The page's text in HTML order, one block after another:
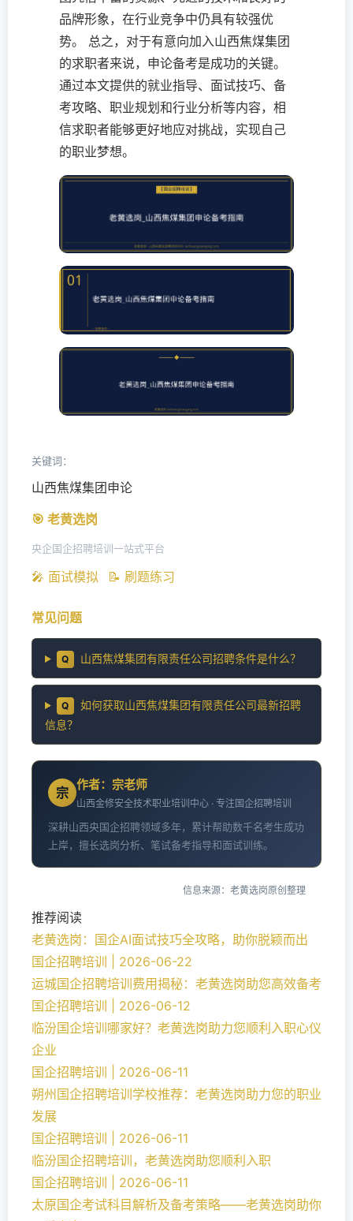
品牌形象，在行业竞争中仍具有较强优
势。 总之，对于有意向加入山西焦煤集团
的求职者来说，申论备考是成功的关键。
通过本文提供的就业指导、面试技巧、备
考攻略、职业规划和行业分析等内容，相
信求职者能够更好地应对挑战，实现自己
的职业梦想。
关键词：
山西焦煤集团申论
🎯 老黄选岗
央企国企招聘培训一站式平台
🎤 面试模拟 📝 刷题练习
常见问题
Q 山西焦煤集团有限责任公司招聘条件是什么？
Q
如何获取山西焦煤集团有限责任公司最新招聘
信息？
宗
作者：宗老师
山西金修安全技术职业培训中心 · 专注国企招聘培训
深耕山西央国企招聘领域多年，累计帮助数千名考生成功
上岸，擅长选岗分析、笔试备考指导和面试训练。
信息来源：老黄选岗原创整理
推荐阅读
老黄选岗：国企AI面试技巧全攻略，助你脱颖而出
国企招聘培训 | 2026-06-22
运城国企招聘培训费用揭秘：老黄选岗助您高效备考
国企招聘培训 | 2026-06-12
临汾国企培训哪家好？老黄选岗助力您顺利入职心仪
企业
国企招聘培训 | 2026-06-11
朔州国企招聘培训学校推荐：老黄选岗助力您的职业
发展
国企招聘培训 | 2026-06-11
临汾国企招聘培训，老黄选岗助您顺利入职
国企招聘培训 | 2026-06-11
太原国企考试科目解析及备考策略——老黄选岗助你